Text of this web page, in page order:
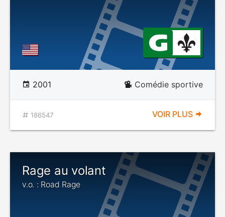
2001 Comédie sportive
186547 VOIR PLUS
Rage au volant
v.o. : Road Rage